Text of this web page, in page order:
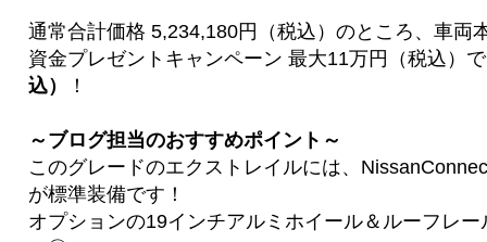
通常合計価格 5,234,180円（税込）のところ、車両
資金プレゼントキャンペーン 最大11万円（税込）
込）
！
～ブログ担当のおすすめポイント～
このグレードのエクストレイルには、
が標準装備です！
オプションの19インチアルミホイール＆ルーフレ